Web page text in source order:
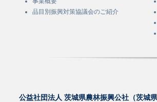
品目別振興対策協議会のご紹介
公益社団法人 茨城県農林振興公社（茨城